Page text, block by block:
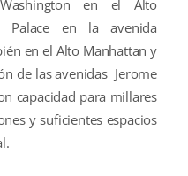
en el Alto
Palace en la avenida
en el Alto Manhattan y
de las avenidas Jerome
capacidad para millares
y suficientes espacios